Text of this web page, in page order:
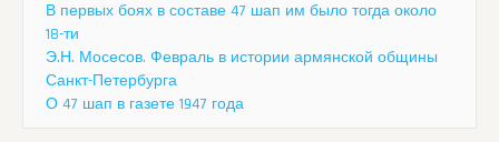
В первых боях в составе 47 шап им было тогда около
18-ти
Э.Н. Мосесов. Февраль в истории армянской общины
Санкт-Петербурга
О 47 шап в газете 1947 года